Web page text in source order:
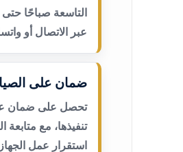
التاسعة صباحًا
عبر الاتصال أو
ضمان على
تحصل على ضمان
تنفيذها، مع
استقرار عمل